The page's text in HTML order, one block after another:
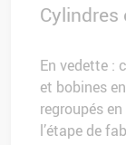
En vedette :
et bobines
regroupés
l’étape de